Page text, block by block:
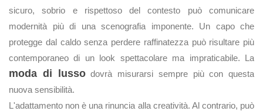
sicuro, sobrio e rispettoso del contesto può comunicare
modernità più di una scenografia imponente. Un capo che
protegge dal caldo senza perdere raffinatezza può risultare più
contemporaneo di un look spettacolare ma impraticabile. La
moda di lussodovrà misurarsi sempre più con questa
nuova sensibilità.
L'adattamento non è una rinuncia alla creatività. Al contrario, può